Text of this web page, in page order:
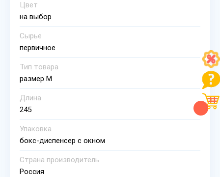
Цвет
на выбор
Сырье
первичное
Тип товара
размер М
Длина
245
Упаковка
бокс-диспенсер с окном
Страна производитель
Россия